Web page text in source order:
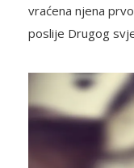
vraćena njena
poslije Drugog